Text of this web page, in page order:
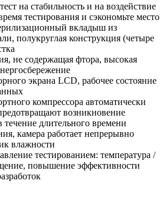
на стабильность и на воздействие
тестирования и сэкономьте место
вкладыш из
полукруглая конструкция (четыре
не содержащая фтора, высокая
экрана LCD, рабочее состояние
компрессора автоматически
возникновение
течение длительного времени
камера работает непрерывно
влажности
тестированием: температура /
повышение эффективности